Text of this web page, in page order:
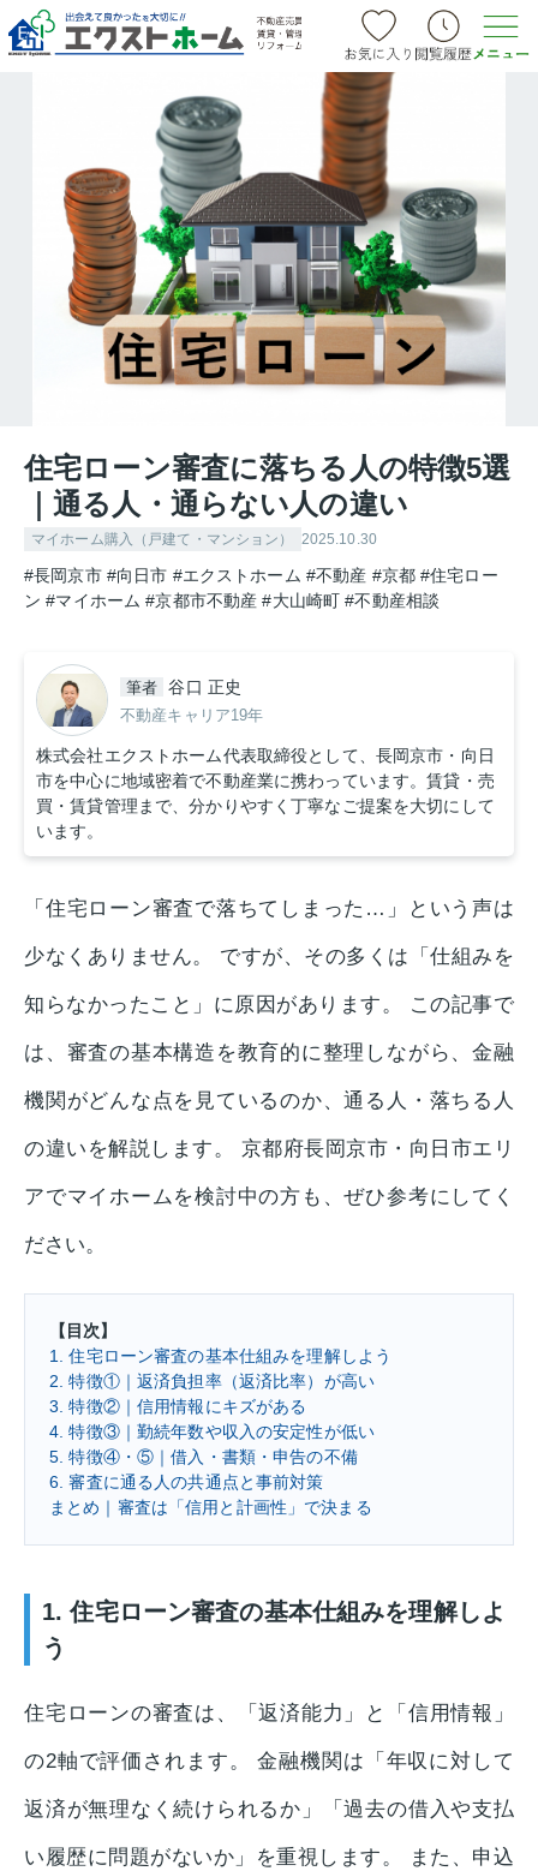
住宅ローン審査に落ちる人の特徴5選
｜通る人・通らない人の違い
マイホーム購入（戸建て・マンション） 2025.10.30
#長岡京市 #向日市 #エクストホーム #不動産 #京都 #住宅ロー
ン #マイホーム #京都市不動産 #大山崎町 #不動産相談
筆者 谷口 正史
不動産キャリア19年
株式会社エクストホーム代表取締役として、長岡京市・向日
市を中心に地域密着で不動産業に携わっています。賃貸・売
買・賃貸管理まで、分かりやすく丁寧なご提案を大切にして
います。
「住宅ローン審査で落ちてしまった…」という声は
少なくありません。 ですが、その多くは「仕組みを
知らなかったこと」に原因があります。 この記事で
は、審査の基本構造を教育的に整理しながら、金融
機関がどんな点を見ているのか、通る人・落ちる人
の違いを解説します。 京都府長岡京市・向日市エリ
アでマイホームを検討中の方も、ぜひ参考にしてく
ださい。
【目次】
1. 住宅ローン審査の基本仕組みを理解しよう
2. 特徴①｜返済負担率（返済比率）が高い
3. 特徴②｜信用情報にキズがある
4. 特徴③｜勤続年数や収入の安定性が低い
5. 特徴④・⑤｜借入・書類・申告の不備
6. 審査に通る人の共通点と事前対策
まとめ｜審査は「信用と計画性」で決まる
1. 住宅ローン審査の基本仕組みを理解しよ
う
住宅ローンの審査は、「返済能力」と「信用情報」
の2軸で評価されます。 金融機関は「年収に対して
返済が無理なく続けられるか」「過去の借入や支払
い履歴に問題がないか」を重視します。 また、申込